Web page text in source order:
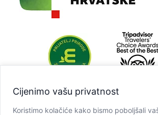
Cijenimo vašu privatnost
Koristimo kolačiće kako bismo poboljšali